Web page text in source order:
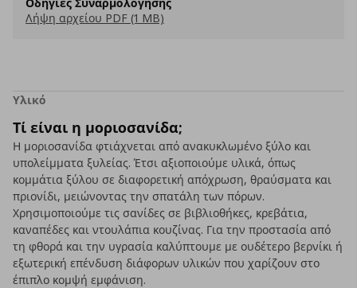
Λήψη αρχείου PDF (1 MB)
Υλικό
Τί είναι η μοριοσανίδα;
Η μοριοσανίδα φτιάχνεται από ανακυκλωμένο ξύλο και
υπολείμματα ξυλείας. Έτσι αξιοποιούμε υλικά, όπως
κομμάτια ξύλου σε διαφορετική απόχρωση, θραύσματα και
πριονίδι, μειώνοντας την σπατάλη των πόρων.
Χρησιμοποιούμε τις σανίδες σε βιβλιοθήκες, κρεβάτια,
καναπέδες και ντουλάπια κουζίνας. Για την προστασία από
τη φθορά και την υγρασία καλύπτουμε με ουδέτερο βερνίκι ή
εξωτερική επένδυση διάφορων υλικών που χαρίζουν στο
έπιπλο κομψή εμφάνιση.